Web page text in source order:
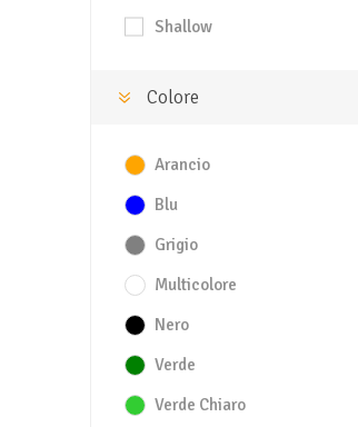
Shallow
Colore
Arancio
Blu
Grigio
Multicolore
Nero
Verde
Verde Chiaro